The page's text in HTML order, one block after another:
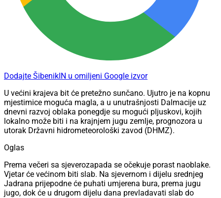
Dodajte ŠibenikIN u omiljeni Google izvor
U većini krajeva bit će pretežno sunčano. Ujutro je na kopnu
mjestimice moguća magla, a u unutrašnjosti Dalmacije uz
dnevni razvoj oblaka ponegdje su mogući pljuskovi, kojih
lokalno može biti i na krajnjem jugu zemlje, prognozora u
utorak Državni hidrometeorološki zavod (DHMZ).
Oglas
Prema večeri sa sjeverozapada se očekuje porast naoblake.
Vjetar će većinom biti slab. Na sjevernom i dijelu srednjeg
Jadrana prijepodne će puhati umjerena bura, prema jugu
jugo, dok će u drugom dijelu dana prevladavati slab do